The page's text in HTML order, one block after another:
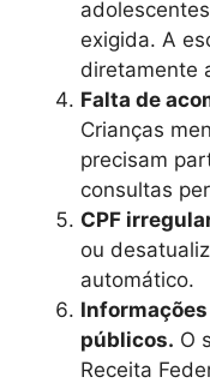
exigida. A
diretamente
Falta de
Crianças
precisam
consultas
CPF
ou
automático.
públicos. O
Receita